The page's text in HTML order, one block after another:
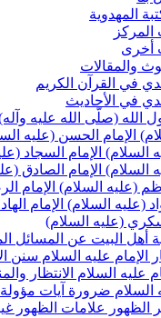
عليه وآله) أمير
(عليه السلام) الإمام
السجاد (عليه السلام)
الصادق (عليه السلام)
الإمام الرضا (عليه
الإمام الهادي (عليه
المسائل المهدويّة
سنن الانبياء في
الانتظار والمنتظرون
آيات مؤولة بالمهدي عليه
الظهورغيبة الامام عليه